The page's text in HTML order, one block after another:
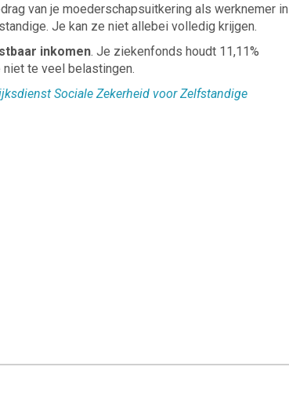
van je moederschapsuitkering als werknemer in
Je kan ze niet allebei volledig krijgen.
inkomen. Je ziekenfonds houdt 11,11%
te veel belastingen.
Sociale Zekerheid voor Zelfstandige